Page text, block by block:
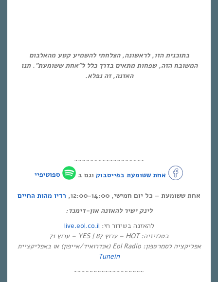
בתוכנית הזו, לראשונה, הצלחתי להשמיע קטע מהאלבום
המשובח הזה, שפחות מתאים בדרך כלל ל”אחת ששומעת”. תנו
האזנה, זה נפלא.
~~~~~~~~~~~~~~~~~~
אחת ששומעת בפייסבוק וגם ב ספוטיפיי
אחת ששומעת – כל יום חמישי, 12:00-14:00,
רדיו מהות החיים
לינק ישיר להאזנה און-דימנד:
להאזנה בשידור חי: live.eol.co.il
בטלויזיה: HOT – ערוץ 87 | YES – ערוץ 71
אפליקציה לסמרטפון: Eol Radio (אנדרואיד/אייפון) או באפליקציית
Tunein
~~~~~~~~~~~~~~~~~~